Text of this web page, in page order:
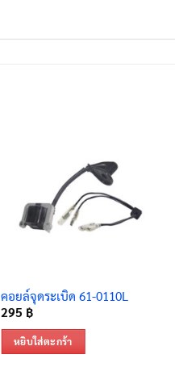
คอยล์จุดระเบิด 61-0110L
295 ฿
หยิบใส่ตะกร้า